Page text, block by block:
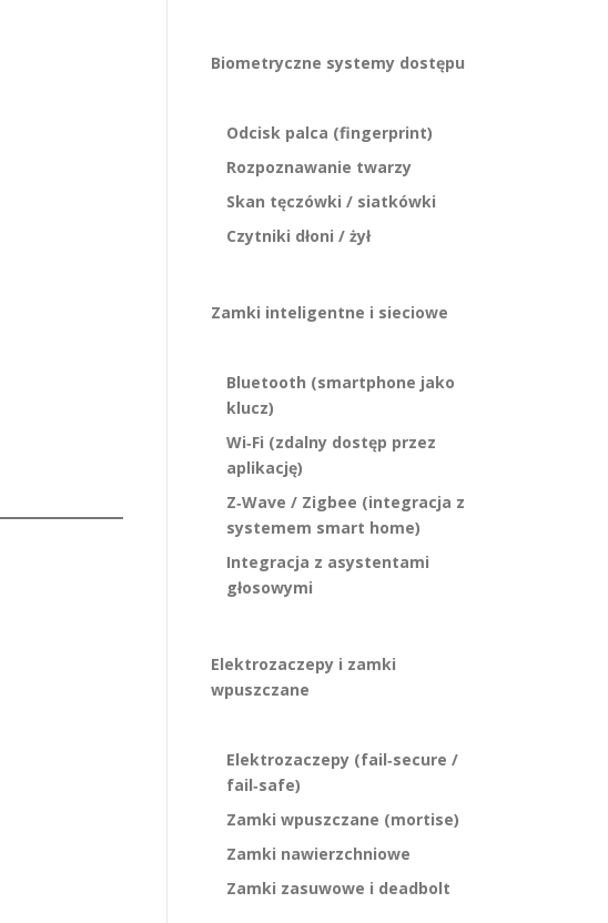
Biometryczne systemy dostępu
Odcisk palca (fingerprint)
Rozpoznawanie twarzy
Skan tęczówki / siatkówki
Czytniki dłoni / żył
Zamki inteligentne i sieciowe
Bluetooth (smartphone jako
klucz)
Wi‑Fi (zdalny dostęp przez
aplikację)
Z‑Wave / Zigbee (integracja z
systemem smart home)
Integracja z asystentami
głosowymi
Elektrozaczepy i zamki
wpuszczane
Elektrozaczepy (fail‑secure /
fail‑safe)
Zamki wpuszczane (mortise)
Zamki nawierzchniowe
Zamki zasuwowe i deadbolt